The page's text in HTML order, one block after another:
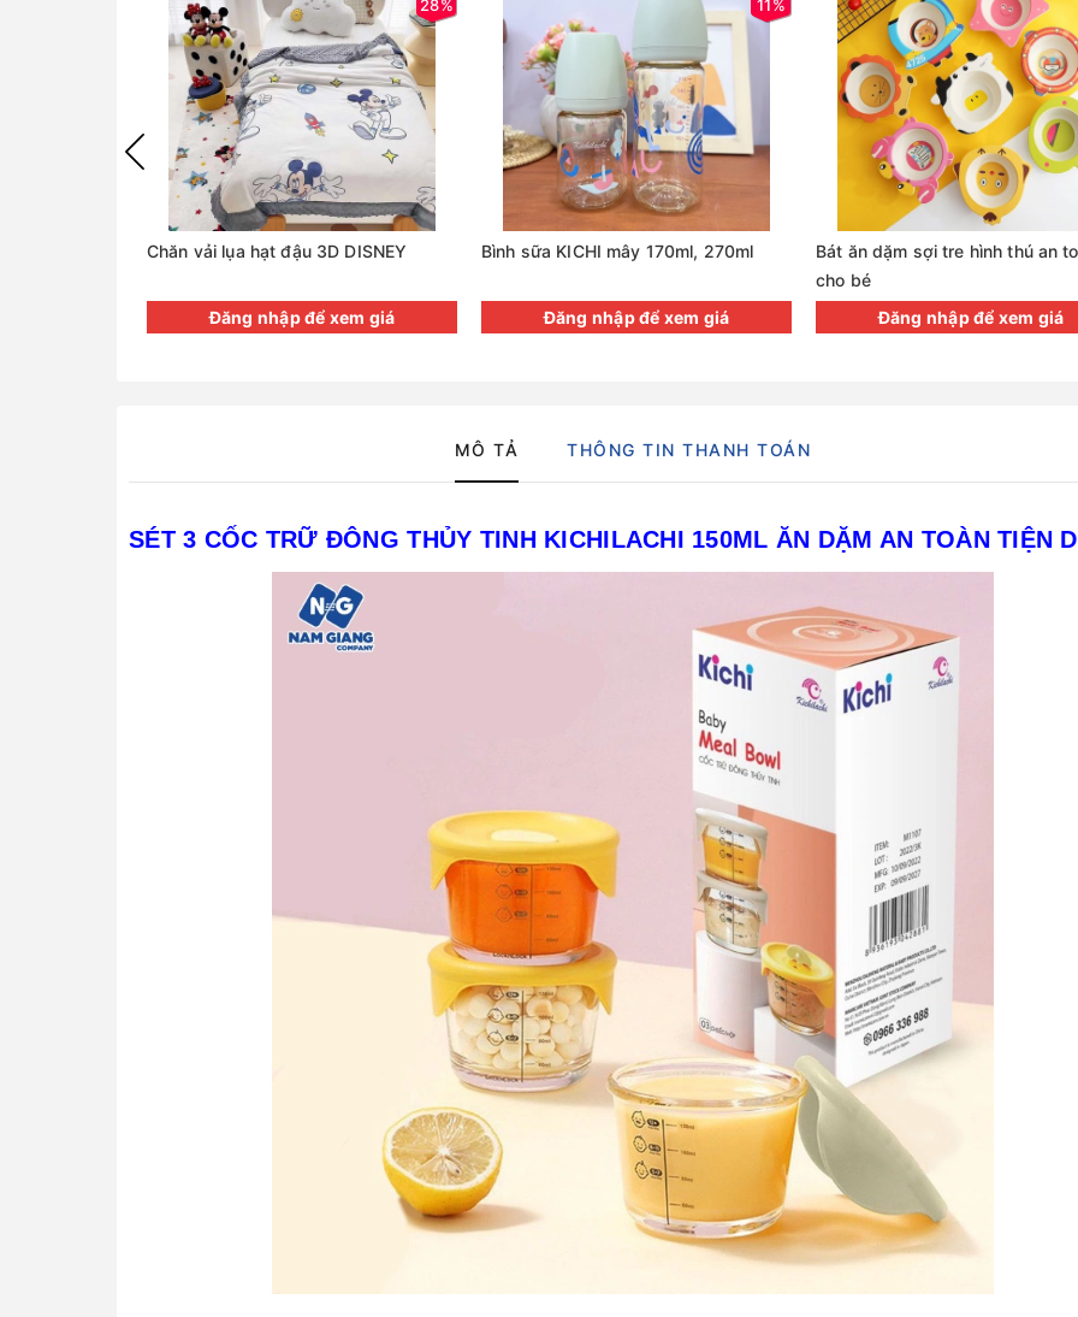
28%
Chăn vải lụa hạt đậu 3D DISNEY
Đăng nhập để xem giá
11%
Bình sữa KICHI mây 170ml, 270ml
Đăng nhập để xem giá
Bát ăn dặm sợi tre hình thú an
cho bé
Đăng nhập để xem giá
MÔ TẢ THÔNG TIN THANH TOÁN
SÉT 3 CỐC TRỮ ĐÔNG THỦY TINH KICHILACHI 150ML ĂN DẶM AN TOÀN TIỆN